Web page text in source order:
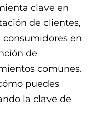
clave en
de clientes,
en
de
comunes.
puedes
la clave de